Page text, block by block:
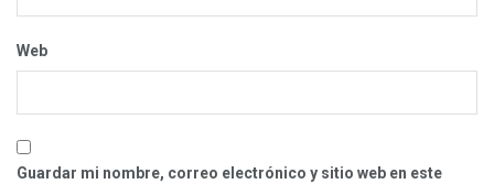
Web
Guardar mi nombre, correo electrónico y sitio web en este